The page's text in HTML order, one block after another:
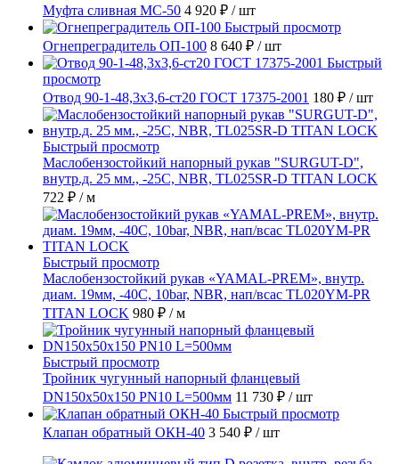
Муфта сливная МС-50 4 920 ₽ / шт
Быстрый просмотр
Огнепреградитель ОП-100 8 640 ₽ / шт
Быстрый
просмотр
Отвод 90-1-48,3х3,6-ст20 ГОСТ 17375-2001 180 ₽ / шт
Быстрый просмотр
Маслобензостойкий напорный рукав "SURGUT-D",
внутр.д. 25 мм., -25C, NBR, TL025SR-D TITAN LOCK
722 ₽ / м
Быстрый просмотр
Маслобензостойкий рукав «YAMAL-PREM», внутр.
диам. 19мм, -40C, 10bar, NBR, нап/всас TL020YM-PR
TITAN LOCK 980 ₽ / м
Быстрый просмотр
Тройник чугунный напорный фланцевый
DN150х50х150 PN10 L=500мм 11 730 ₽ / шт
Быстрый просмотр
Клапан обратный ОКН-40 3 540 ₽ / шт